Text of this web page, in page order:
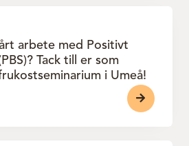
arbete med Positivt
Tack till er som
i Umeå!